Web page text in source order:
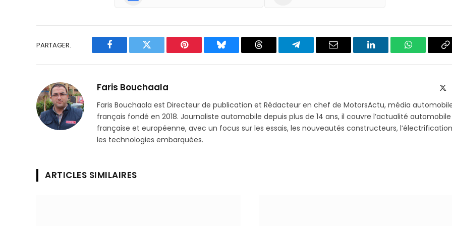
PARTAGER.
Facebook Twitter Pinterest Bluesky Threads
Partager
Email LinkedIn WhatsApp
Faris Bouchaala
Faris Bouchaala est Directeur de publication et Rédacteur en chef de MotorsActu, média
français fondé en 2018. Journaliste automobile depuis plus de 14 ans, il couvre l’actualité automobile
française et européenne, avec un focus sur les essais, les nouveautés constructeurs,
les technologies embarquées.
ARTICLES SIMILAIRES